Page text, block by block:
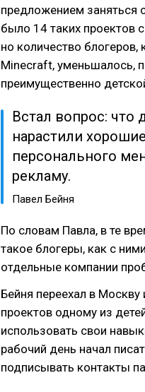
предложением
было 14 таких проектов
но количество
Minecraft, уменьшалось,
преимущественно
Встал вопрос: что
нарастили
персонального
рекламу.
Павел Бейня
По словам Павла, в те
такое блогеры, как с
отдельные компании
Бейня переехал в
проектов одному из
использовать свои
рабочий день начал
подписывать контакты